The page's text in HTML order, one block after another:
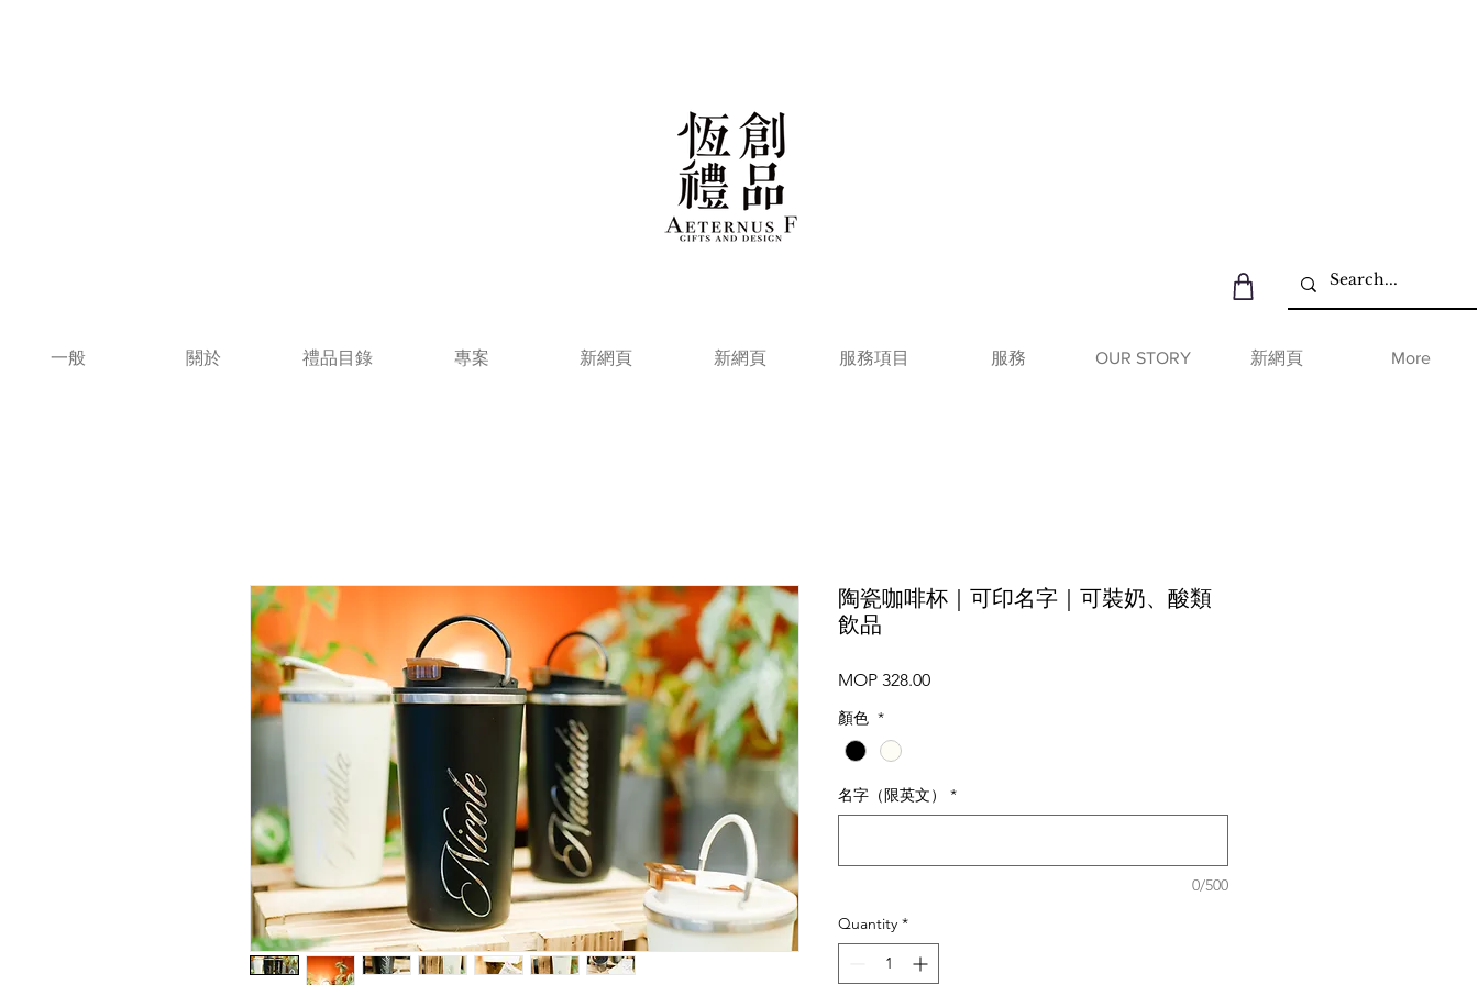
一般 關於 禮品目錄 專案 新網頁 新網頁 服務項目 服務 OUR STORY 新網頁 More
陶瓷咖啡杯｜可印名字｜可裝奶、酸類
飲品
MOP 328.00Price
顏色 *
名字（限英文） *
0/500
Quantity *